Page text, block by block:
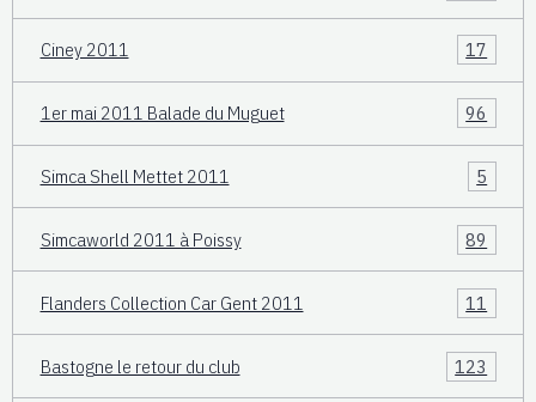
Ciney 2011 17
1er mai 2011 Balade du Muguet 96
Simca Shell Mettet 2011 5
Simcaworld 2011 à Poissy 89
Flanders Collection Car Gent 2011 11
Bastogne le retour du club 123